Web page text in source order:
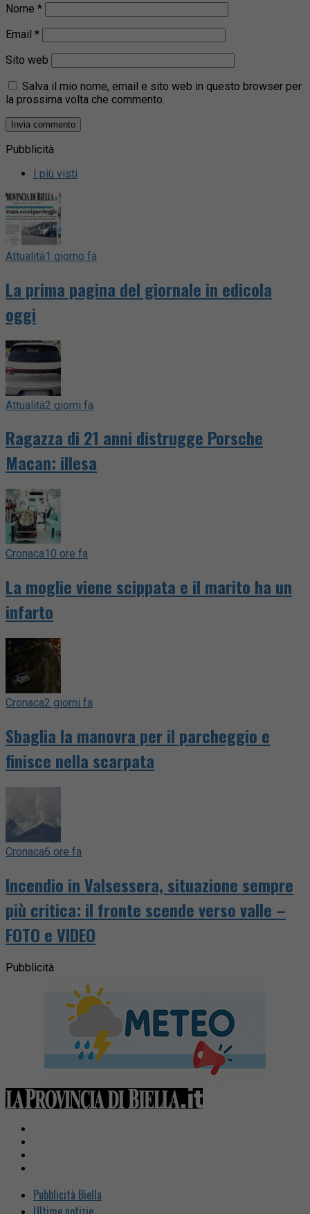
Nome *
Email *
Sito web
Salva il mio nome, email e sito web in questo browser per
la prossima volta che commento.
Pubblicità
I più visti
Attualità1 giorno fa
La prima pagina del giornale in edicola
oggi
Attualità2 giorni fa
Ragazza di 21 anni distrugge Porsche
Macan: illesa
Cronaca10 ore fa
La moglie viene scippata e il marito ha un
infarto
Cronaca2 giorni fa
Sbaglia la manovra per il parcheggio e
finisce nella scarpata
Cronaca6 ore fa
Incendio in Valsessera, situazione sempre
più critica: il fronte scende verso valle –
FOTO e VIDEO
Pubblicità
Pubblicità Biella